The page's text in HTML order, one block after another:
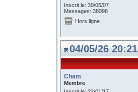
Inscrit le: 30/06/07
Messages: 38098
Hors ligne
04/05/26 20:21
Cham
Membre